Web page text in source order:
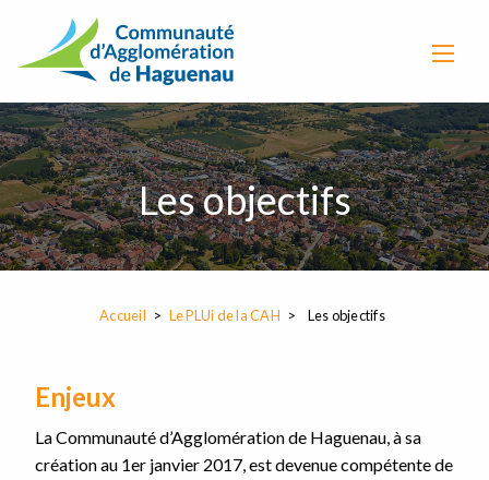
Les objectifs
Accueil Le PLUi de la CAH Les objectifs
Enjeux
La Communauté d’Agglomération de Haguenau, à sa
création au 1er janvier 2017, est devenue compétente de